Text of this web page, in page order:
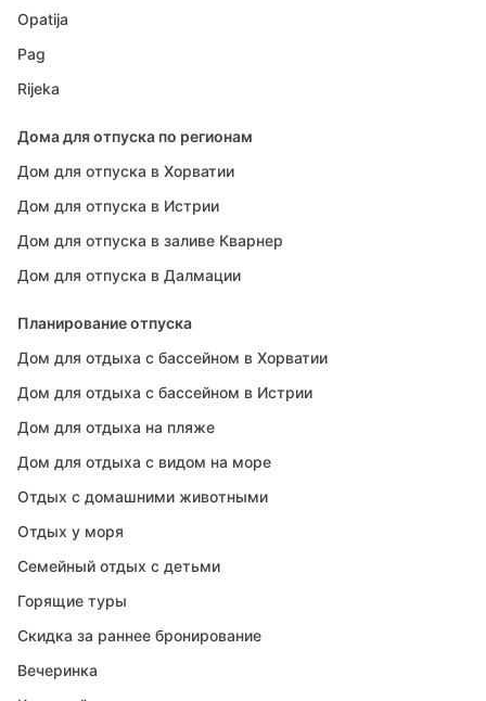
Opatija
Pag
Rijeka
Дома для отпуска по регионам
Дом для отпуска в Хорватии
Дом для отпуска в Истрии
Дом для отпуска в заливе Кварнер
Дом для отпуска в Далмации
Планирование отпуска
Дом для отдыха с бассейном в Хорватии
Дом для отдыха с бассейном в Истрии
Дом для отдыха на пляже
Дом для отдыха с видом на море
Отдых с домашними животными
Отдых у моря
Семейный отдых с детьми
Горящие туры
Скидка за раннее бронирование
Вечеринка